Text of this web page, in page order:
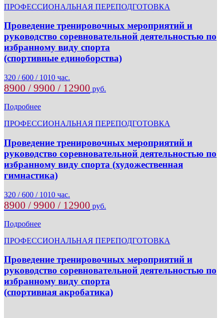
ПРОФЕССИОНАЛЬНАЯ ПЕРЕПОДГОТОВКА
Проведение тренировочных мероприятий и
руководство соревновательной деятельностью по
избранному виду спорта
(спортивные единоборства)
320 / 600 / 1010 час.
8900 / 9900 / 12900 руб.
Подробнее
ПРОФЕССИОНАЛЬНАЯ ПЕРЕПОДГОТОВКА
Проведение тренировочных мероприятий и
руководство соревновательной деятельностью по
избранному виду спорта (художественная
гимнастика)
320 / 600 / 1010 час.
8900 / 9900 / 12900 руб.
Подробнее
ПРОФЕССИОНАЛЬНАЯ ПЕРЕПОДГОТОВКА
Проведение тренировочных мероприятий и
руководство соревновательной деятельностью по
избранному виду спорта
(спортивная акробатика)